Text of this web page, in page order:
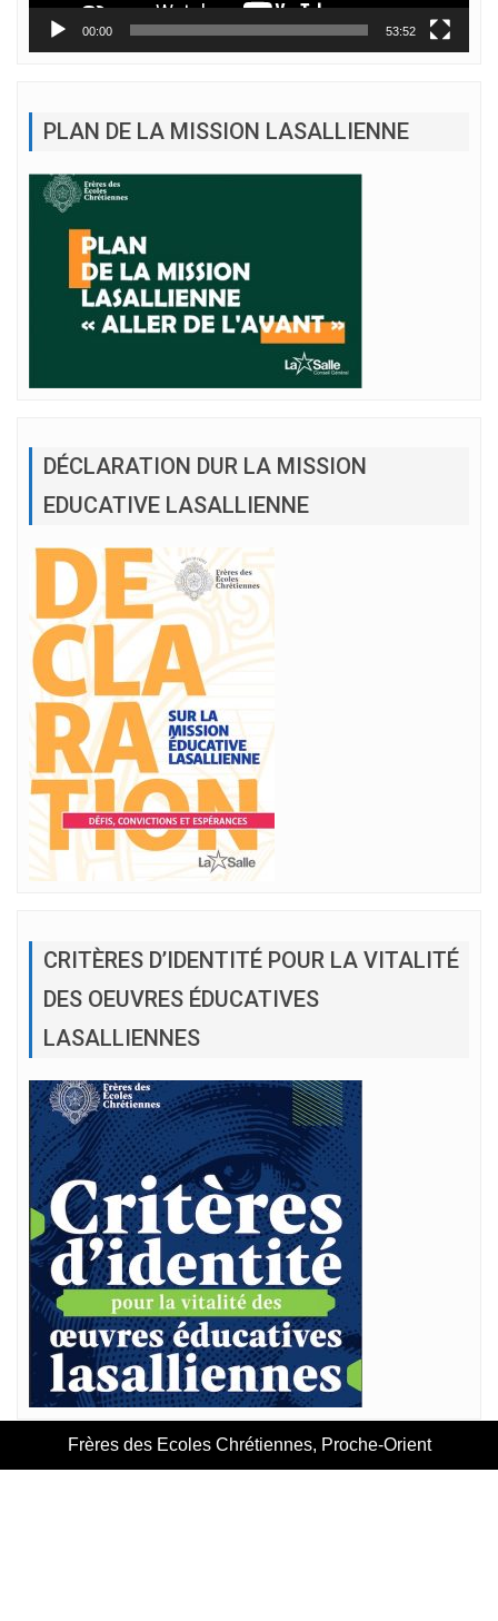
00:00 53:52
PLAN DE LA MISSION LASALLIENNE
DÉCLARATION DUR LA MISSION
EDUCATIVE LASALLIENNE
CRITÈRES D’IDENTITÉ POUR LA VITALITÉ
DES OEUVRES ÉDUCATIVES
LASALLIENNES
Frères des Ecoles Chrétiennes, Proche-Orient